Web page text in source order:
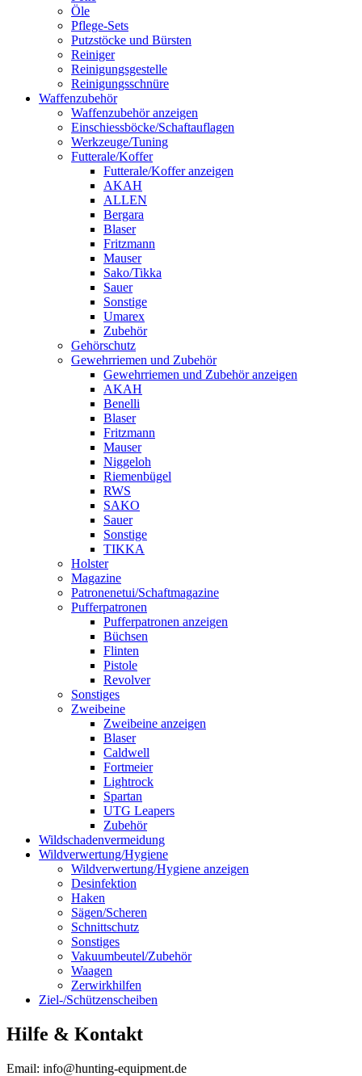
Öle
Pflege-Sets
Putzstöcke und Bürsten
Reiniger
Reinigungsgestelle
Reinigungsschnüre
Waffenzubehör
Waffenzubehör anzeigen
Einschiessböcke/Schaftauflagen
Werkzeuge/Tuning
Futterale/Koffer
Futterale/Koffer anzeigen
AKAH
ALLEN
Bergara
Blaser
Fritzmann
Mauser
Sako/Tikka
Sauer
Sonstige
Umarex
Zubehör
Gehörschutz
Gewehrriemen und Zubehör
Gewehrriemen und Zubehör anzeigen
AKAH
Benelli
Blaser
Fritzmann
Mauser
Niggeloh
Riemenbügel
RWS
SAKO
Sauer
Sonstige
TIKKA
Holster
Magazine
Patronenetui/Schaftmagazine
Pufferpatronen
Pufferpatronen anzeigen
Büchsen
Flinten
Pistole
Revolver
Sonstiges
Zweibeine
Zweibeine anzeigen
Blaser
Caldwell
Fortmeier
Lightrock
Spartan
UTG Leapers
Zubehör
Wildschadenvermeidung
Wildverwertung/Hygiene
Wildverwertung/Hygiene anzeigen
Desinfektion
Haken
Sägen/Scheren
Schnittschutz
Sonstiges
Vakuumbeutel/Zubehör
Waagen
Zerwirkhilfen
Ziel-/Schützenscheiben
Hilfe & Kontakt
Email: info@hunting-equipment.de